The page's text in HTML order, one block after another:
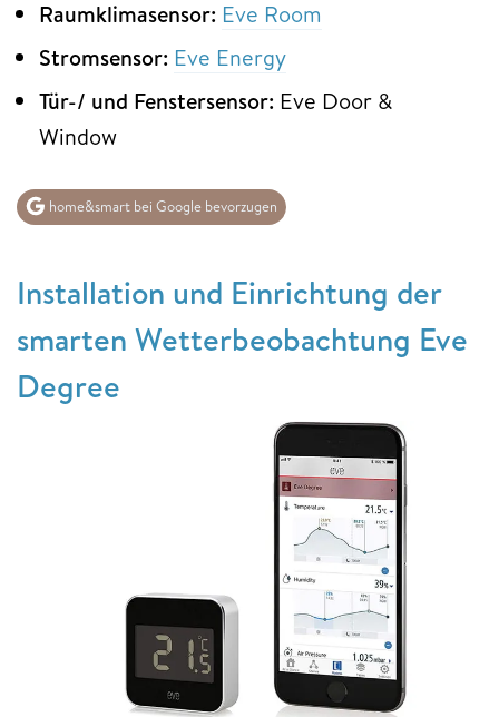
Raumklimasensor: Eve Room
Stromsensor: Eve Energy
Tür-/ und Fenstersensor: Eve Door &
Window
home&smart bei Google bevorzugen
Installation und Einrichtung der
smarten Wetterbeobachtung Eve
Degree